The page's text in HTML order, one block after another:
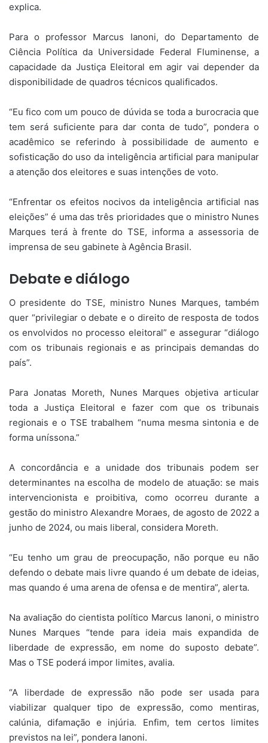
explica.
Para o professor Marcus Ianoni, do Departamento de
Ciência Política da Universidade Federal Fluminense, a
capacidade da Justiça Eleitoral em agir vai depender da
disponibilidade de quadros técnicos qualificados.
“Eu fico com um pouco de dúvida se toda a burocracia que
tem será suficiente para dar conta de tudo”, pondera o
acadêmico se referindo à possibilidade de aumento e
sofisticação do uso da inteligência artificial para manipular
a atenção dos eleitores e suas intenções de voto.
“Enfrentar os efeitos nocivos da inteligência artificial nas
eleições” é uma das três prioridades que o ministro Nunes
Marques terá à frente do TSE, informa a assessoria de
imprensa de seu gabinete à Agência Brasil.
Debate e diálogo
O presidente do TSE, ministro Nunes Marques, também
quer “privilegiar o debate e o direito de resposta de todos
os envolvidos no processo eleitoral” e assegurar “diálogo
com os tribunais regionais e as principais demandas do
país”.
Para Jonatas Moreth, Nunes Marques objetiva articular
toda a Justiça Eleitoral e fazer com que os tribunais
regionais e o TSE trabalhem “numa mesma sintonia e de
forma uníssona.”
A concordância e a unidade dos tribunais podem ser
determinantes na escolha de modelo de atuação: se mais
intervencionista e proibitiva, como ocorreu durante a
gestão do ministro Alexandre Moraes, de agosto de 2022 a
junho de 2024, ou mais liberal, considera Moreth.
“Eu tenho um grau de preocupação, não porque eu não
defendo o debate mais livre quando é um debate de ideias,
mas quando é uma arena de ofensa e de mentira”, alerta.
Na avaliação do cientista político Marcus Ianoni, o ministro
Nunes Marques “tende para ideia mais expandida de
liberdade de expressão, em nome do suposto debate”.
Mas o TSE poderá impor limites, avalia.
“A liberdade de expressão não pode ser usada para
viabilizar qualquer tipo de expressão, como mentiras,
calúnia, difamação e injúria. Enfim, tem certos limites
previstos na lei”, pondera Ianoni.